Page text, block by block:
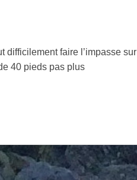
difficilement faire l’impasse sur
40 pieds pas plus